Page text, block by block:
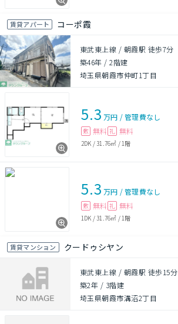
賃貸アパート コーポ霞
東武東上線 / 朝霞駅 徒歩7分
築46年 /2階建
埼玉県朝霞市仲町1丁目
5.3 万円 /管理費なし
敷 無料 礼 無料
2DK /31.76㎡ / 1階
5.3 万円 /管理費なし
敷 無料 礼 無料
1DK /31.76㎡ / 1階
賃貸マンション クードゥシヤン
東武東上線 / 朝霞駅 徒歩15分
築2年 / 3階建
埼玉県朝霞市溝沼2丁目